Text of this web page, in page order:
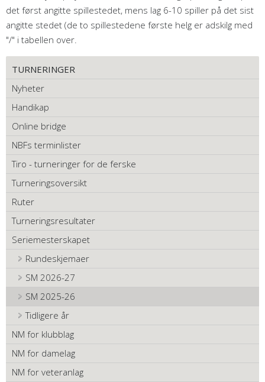
det først angitte spillestedet, mens lag 6-10 spiller på det sist
angitte stedet (de to spillestedene første helg er adskilg med
"/" i tabellen over.
TURNERINGER
Nyheter
Handikap
Online bridge
NBFs terminlister
Tiro - turneringer for de ferske
Turneringsoversikt
Ruter
Turneringsresultater
Seriemesterskapet
Rundeskjemaer
SM 2026-27
SM 2025-26
Tidligere år
NM for klubblag
NM for damelag
NM for veteranlag